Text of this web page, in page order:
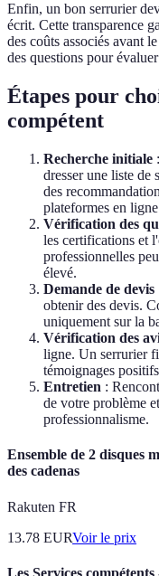
Enfin, un bon serrurier
écrit. Cette transparence
des coûts associés avant
des questions pour
Étapes pour
compétent
Recherche initiale
dresser une liste de
des
plateformes en
Vérification des
les certifications et
professionnelles
élevé.
Demande de devis
obtenir des devis.
uniquement sur la
Vérification des
ligne. Un serrurier
témoignages
Entretien :
de votre problème
professionnalisme.
Ensemble de 2 disques
des cadenas
Rakuten FR
13.78 EURVoir le prix
Les Services